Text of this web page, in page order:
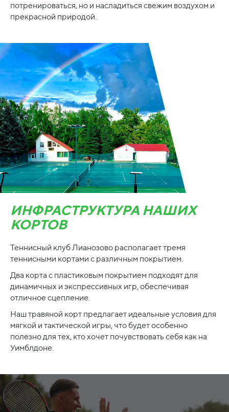
потренироваться, но и насладиться свежим воздухом и
прекрасной природой.
ИНФРАСТРУКТУРА НАШИХ
КОРТОВ
Теннисный клуб Лианозово располагает тремя
теннисными кортами с различным покрытием.
Два корта с пластиковым покрытием подходят для
динамичных и экспрессивных игр, обеспечивая
отличное сцепление.
Наш травяной корт предлагает идеальные условия для
мягкой и тактической игры, что будет особенно
полезно для тех, кто хочет почувствовать себя как на
Уимблдоне.